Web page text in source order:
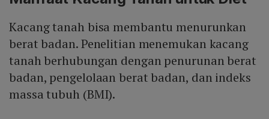
Kacang tanah bisa membantu menurunkan
berat badan. Penelitian menemukan kacang
tanah berhubungan dengan penurunan berat
badan, pengelolaan berat badan, dan indeks
massa tubuh (BMI).